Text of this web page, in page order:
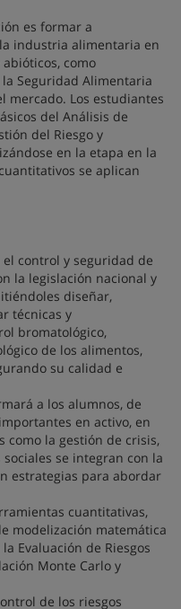
es formar a
industria alimentaria en
como
Seguridad Alimentaria
mercado. Los estudiantes
del Análisis de
del Riesgo y
en la etapa en la
se aplican
control y seguridad de
la legislación nacional y
diseñar,
técnicas y
bromatológico,
de los alimentos,
su calidad e
a los alumnos, de
en activo, en
como la gestión de crisis,
se integran con la
estrategias para abordar
cuantitativas,
modelización matemática
Evaluación de Riesgos
Monte Carlo y
de los riesgos